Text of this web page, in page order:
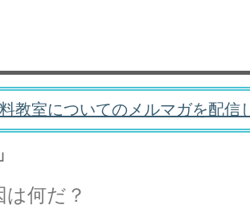
教室についてのメルマガを配信
何だ？